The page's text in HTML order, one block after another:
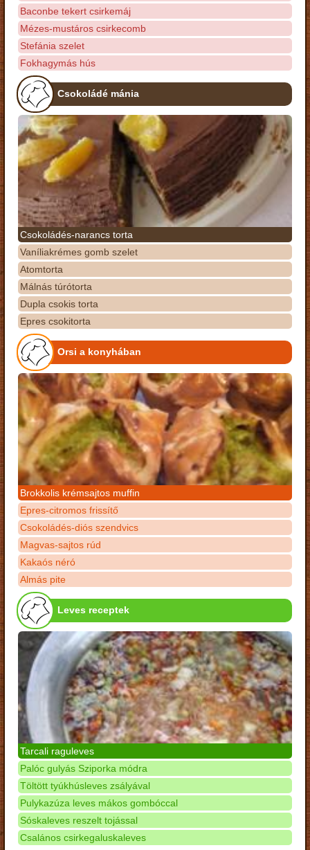
Baconbe tekert csirkemáj
Mézes-mustáros csirkecomb
Stefánia szelet
Fokhagymás hús
Csokoládé mánia
Csokoládés-narancs torta
Vaníliakrémes gomb szelet
Atomtorta
Málnás túrótorta
Dupla csokis torta
Epres csokitorta
Orsi a konyhában
Brokkolis krémsajtos muffin
Epres-citromos frissítő
Csokoládés-diós szendvics
Magvas-sajtos rúd
Kakaós néró
Almás pite
Leves receptek
Tarcali raguleves
Palóc gulyás Sziporka módra
Töltött tyúkhúsleves zsályával
Pulykazúza leves mákos gombóccal
Sóskaleves reszelt tojással
Csalános csirkegaluskaleves